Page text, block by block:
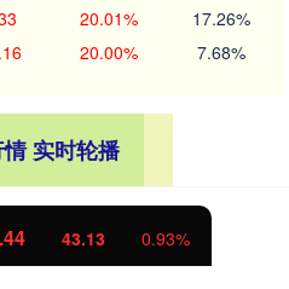
20.01% 17.26%
20.00% 7.68%
实时轮播
11.37 1.01%